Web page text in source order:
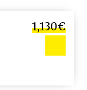
1,130€